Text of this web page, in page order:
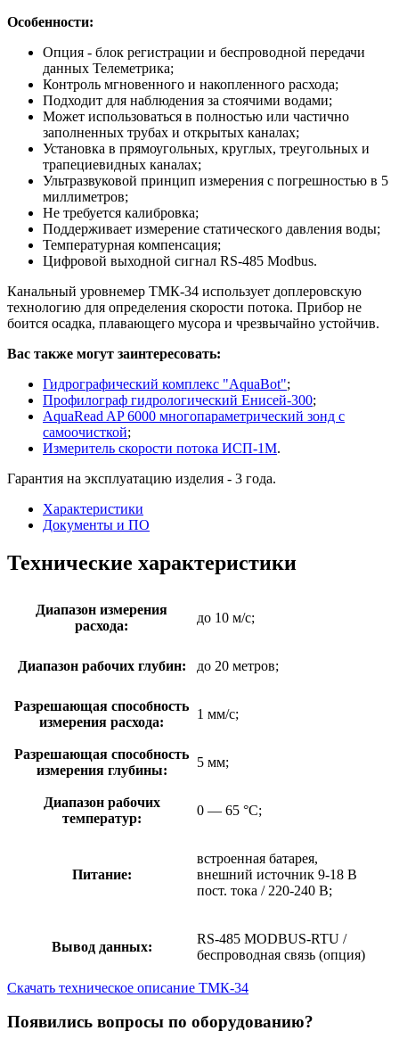
Особенности:
Опция - блок регистрации и беспроводной передачи
данных Телеметрика;
Контроль мгновенного и накопленного расхода;
Подходит для наблюдения за стоячими водами;
Может использоваться в полностью или частично
заполненных трубах и открытых каналах;
Установка в прямоугольных, круглых, треугольных и
трапециевидных каналах;
Ультразвуковой принцип измерения с погрешностью в 5
миллиметров;
Не требуется калибровка;
Поддерживает измерение статического давления воды;
Температурная компенсация;
Цифровой выходной сигнал RS-485 Modbus.
Канальный уровнемер ТМК-34 использует доплеровскую
технологию для определения скорости потока. Прибор не
боится осадка, плавающего мусора и чрезвычайно устойчив.
Вас также могут заинтересовать:
Гидрографический комплекс "AquaBot";
Профилограф гидрологический Енисей-300;
AquaRead AP 6000 многопараметрический зонд с
самоочисткой;
Измеритель скорости потока ИСП-1М.
Гарантия на эксплуатацию изделия - 3 года.
Характеристики
Документы и ПО
Технические характеристики
Диапазон измерения
расхода:
до 10 м/с;
Диапазон рабочих глубин: до 20 метров;
Разрешающая способность
измерения расхода:
1 мм/с;
Разрешающая способность
измерения глубины:
5 мм;
Диапазон рабочих
температур:
0 — 65 °C;
Питание:
встроенная батарея,
внешний источник 9-18 В
пост. тока / 220-240 В;
Вывод данных:
RS-485 MODBUS-RTU /
беспроводная связь (опция)
Скачать техническое описание ТМК-34
Появились вопросы по оборудованию?